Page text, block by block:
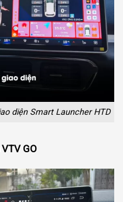
diện Smart Launcher HTD
GO